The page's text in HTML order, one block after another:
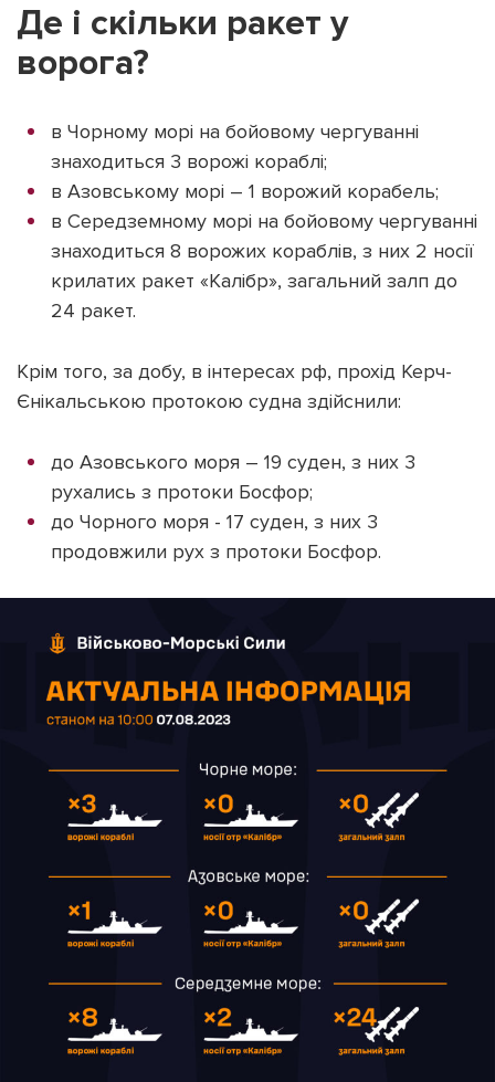
Наші соц мережі
Підтримати dyvys.info
Де і скільки ракет у
ворога?
в Чорному морі на бойовому чергуванні
знаходиться 3 ворожі кораблі;
в Азовському морі – 1 ворожий корабель;
в Середземному морі на бойовому чергуванні
знаходиться 8 ворожих кораблів, з них 2 носії
крилатих ракет «Калібр», загальний залп до
24 ракет.
Крім того, за добу, в інтересах рф, прохід Керч-
Єнікальською протокою судна здійснили:
до Азовського моря – 19 суден, з них 3
рухались з протоки Босфор;
до Чорного моря - 17 суден, з них 3
продовжили рух з протоки Босфор.